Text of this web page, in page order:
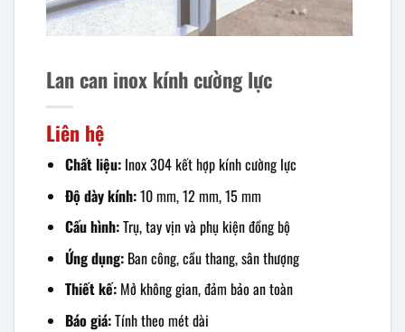
Lan can inox kính cường lực
Liên hệ
Chất liệu:Inox 304 kết hợp kính cường lực
Độ dày kính:10 mm, 12 mm, 15 mm
Cấu hình:Trụ, tay vịn và phụ kiện đồng bộ
Ứng dụng:Ban công, cầu thang, sân thượng
Thiết kế:Mở không gian, đảm bảo an toàn
Báo giá:Tính theo mét dài